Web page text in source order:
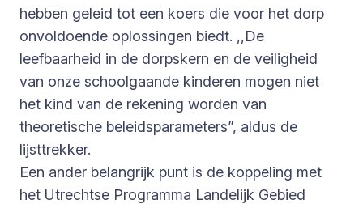
hebben geleid tot een koers die voor het dorp
onvoldoende oplossingen biedt. ,,De
leefbaarheid in de dorpskern en de veiligheid
van onze schoolgaande kinderen mogen niet
het kind van de rekening worden van
theoretische beleidsparameters”, aldus de
lijsttrekker.
Een ander belangrijk punt is de koppeling met
het Utrechtse Programma Landelijk Gebied